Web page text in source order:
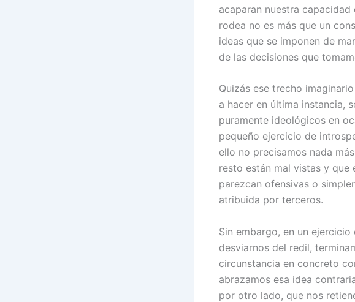
acaparan nuestra
rodea no es más que un
ideas que se imponen de
de las decisiones que
Quizás ese trecho
a hacer en última instancia,
puramente ideológicos en
pequeño ejercicio de
ello no precisamos nada
resto están mal vistas y que
parezcan ofensivas o
atribuida por terceros.
Sin embargo, en un
desviarnos del redil,
circunstancia en concreto
abrazamos esa idea
por otro lado, que nos